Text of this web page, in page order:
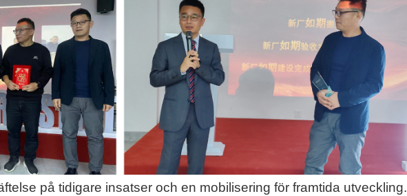
på tidigare insatser och en mobilisering för framtida utveckling.